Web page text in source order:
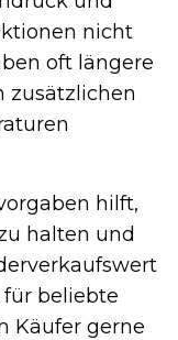
nicht
oft längere
zusätzlichen
hilft,
halten und
für beliebte
Käufer gerne